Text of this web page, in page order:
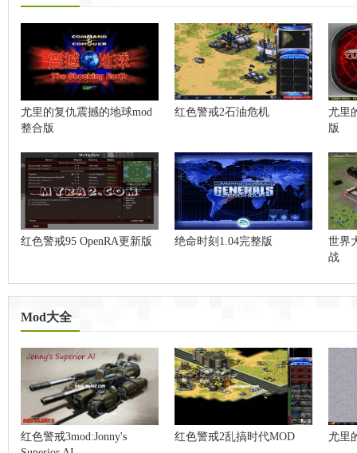
尤里的复仇震撼的地球mod
整合版
红色警戒2石油危机
尤里
版
红色警戒95 OpenRA更新版 绝命时刻1.04完整版
世界
战
Mod大全
红色警戒3mod:Jonny's
红色警戒2乱搞时代MOD 尤里